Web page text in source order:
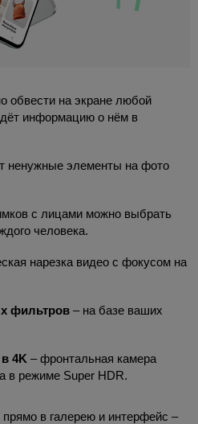
обвести на экране любой
информацию о нём в
ненужные элементы на фото
с лицами можно выбрать
человека.
нарезка видео с фокусом на
фильтров – на базе ваших
4K – фронтальная камера
в режиме Super HDR.
в галерею и интерфейс –